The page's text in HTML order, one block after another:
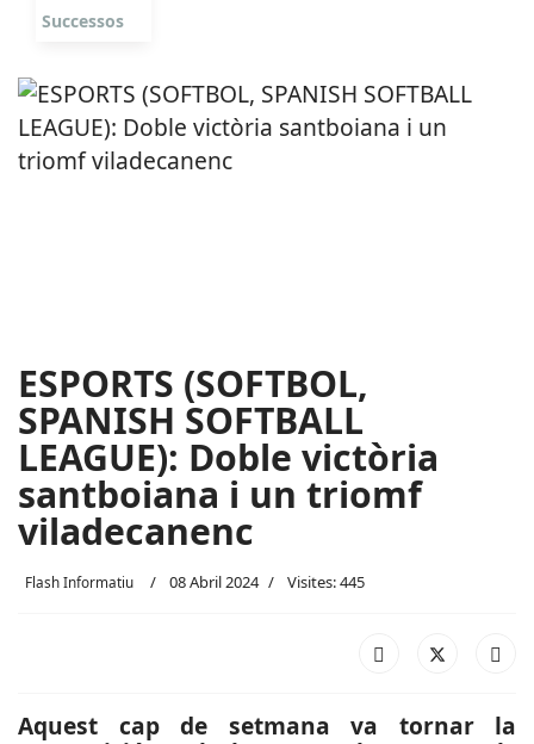
Successos
ESPORTS (SOFTBOL,
SPANISH SOFTBALL
LEAGUE): Doble victòria
santboiana i un triomf
viladecanenc
Flash Informatiu 08 Abril 2024 Visites: 445
Aquest cap de setmana va tornar la